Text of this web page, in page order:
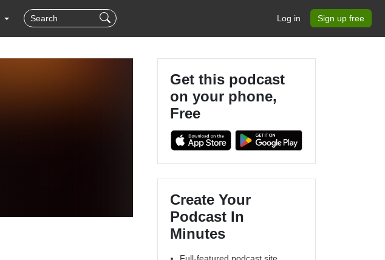
Log in Sign up free
Get this podcast
on your phone,
Free
Create Your
Podcast In
Minutes
Full-featured podcast site